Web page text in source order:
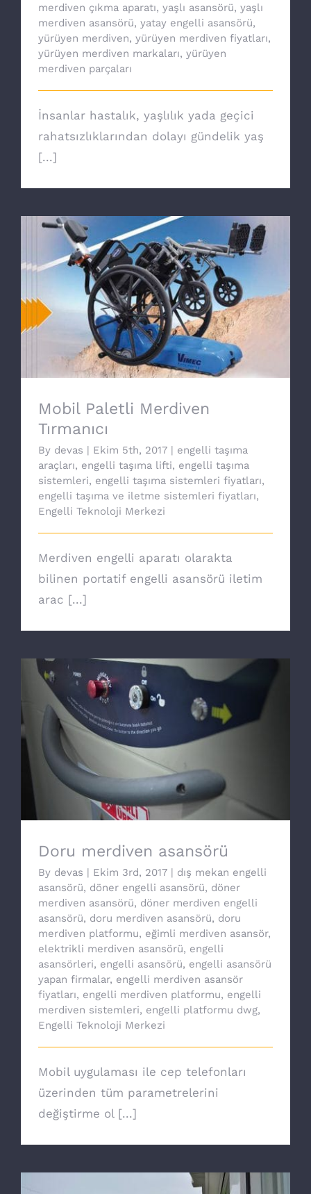
merdiven çıkma aparatı, yaşlı asansörü, yaşlı
merdiven asansörü, yatay engelli asansörü,
yürüyen merdiven, yürüyen merdiven fiyatları,
yürüyen merdiven markaları, yürüyen
merdiven parçaları
İnsanlar hastalık, yaşlılık yada geçici
rahatsızlıklarından dolayı gündelik yaş
[...]
Mobil Paletli Merdiven Tırmanıcı
Mobil Paletli Merdiven
Tırmanıcı
By devas | Ekim 5th, 2017 | engelli taşıma
araçları, engelli taşıma lifti, engelli taşıma
sistemleri, engelli taşıma sistemleri fiyatları,
engelli taşıma ve iletme sistemleri fiyatları,
Engelli Teknoloji Merkezi
Merdiven engelli aparatı olarakta
bilinen portatif engelli asansörü iletim
arac [...]
Doru merdiven asansörü
Doru merdiven asansörü
By devas | Ekim 3rd, 2017 | dış mekan engelli
asansörü, döner engelli asansörü, döner
merdiven asansörü, döner merdiven engelli
asansörü, doru merdiven asansörü, doru
merdiven platformu, eğimli merdiven asansör,
elektrikli merdiven asansörü, engelli
asansörleri, engelli asansörü, engelli asansörü
yapan firmalar, engelli merdiven asansör
fiyatları, engelli merdiven platformu, engelli
merdiven sistemleri, engelli platformu dwg,
Engelli Teknoloji Merkezi
Mobil uygulaması ile cep telefonları
üzerinden tüm parametrelerini
değiştirme ol [...]